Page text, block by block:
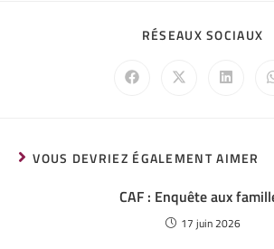
RÉSEAUX SOCIAUX
VOUS DEVRIEZ ÉGALEMENT AIMER
CAF : Enquête aux
17 juin 2026